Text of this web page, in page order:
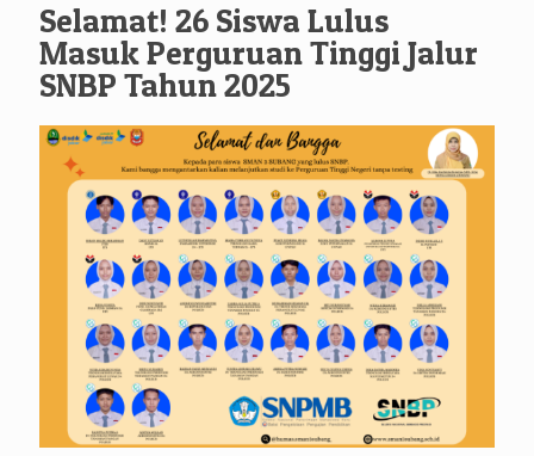
Selamat! 26 Siswa Lulus
Masuk Perguruan Tinggi Jalur
SNBP Tahun 2025